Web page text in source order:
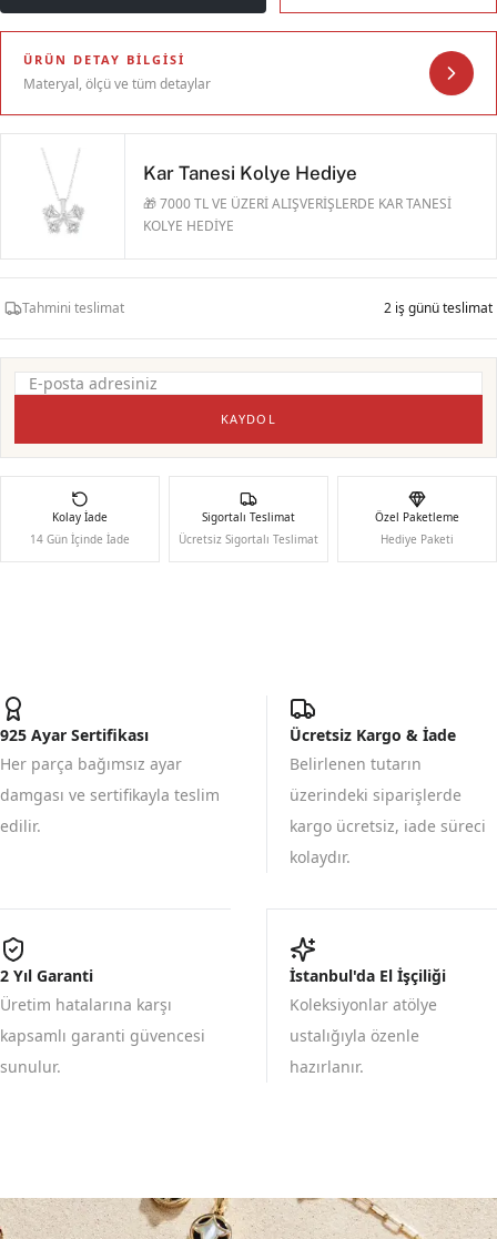
ÜRÜN DETAY BILGISI
Materyal, ölçü ve tüm detaylar
Kar Tanesi Kolye Hediye
🎁 7000 TL VE ÜZERİ ALIŞVERİŞLERDE KAR TANESİ
KOLYE HEDİYE
Tahmini teslimat 2 iş günü teslimat
KAYDOL
Kolay İade
14 Gün İçinde İade
Sigortalı Teslimat
Ücretsiz Sigortalı Teslimat
Özel Paketleme
Hediye Paketi
925 Ayar Sertifikası
Her parça bağımsız ayar
damgası ve sertifikayla teslim
edilir.
Ücretsiz Kargo & İade
Belirlenen tutarın
üzerindeki siparişlerde
kargo ücretsiz, iade süreci
kolaydır.
2 Yıl Garanti
Üretim hatalarına karşı
kapsamlı garanti güvencesi
sunulur.
İstanbul'da El İşçiliği
Koleksiyonlar atölye
ustalığıyla özenle
hazırlanır.